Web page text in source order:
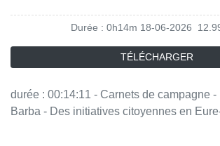
Durée : 0h14m 18-06-2026
TÉLÉCHARGER
durée : 00:14:11 - Carnets de campagne - par : Dorothée
Barba - Des initiatives citoyennes en